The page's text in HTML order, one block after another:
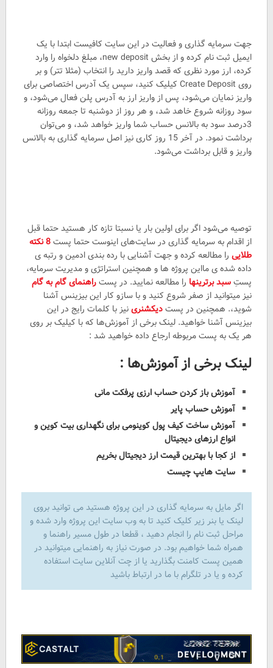
جهت سرمایه گذاری و فعالیت در این سایت کافیست ابتدا با یک
ایمیل ثبت نام کرده و از بخش new deposit، مبلغ دلخواه را وارد
کرده، ارز مورد نظری که قصد واریز دارید را انتخاب (مثلا تتر) و بر
روی Create Deposit کیلیک کنید، سپس یک آدرس اختصاصی برای
واریز نمایان می‌شود، پس از واریز ارز به آدرس پلن فعال می‌شود، و
سود روزانه شروع خاهد شد، و هر روز از دوشنبه تا جمعه روزانه
3درصد سود به بالانس حساب شما واریز خواهد شد، و می‌توان
برداشت نمود. در آخر 15 روز کاری نیز اصل سرمایه گذاری به بالانس
واریز و قابل برداشت می‌شود.
توصیه می‌شود اگر برای اولین بار یا نسبتا تازه کار هستید حتما قبل
از اقدام به سرمایه گذاری در سایت‌های اینوست حتما پست 8 نکته
طلاییرا مطالعه کرده و جهت آشنایی با رده بندی ادمین و رتبه ی
داده شده ی مااین پروژه ها و همچنین استراتژی و مدیریت سرمایه،
پستِسبد برترینها را مطالعه نمایید. در پستراهنمای گام به گام
نیز میتوانید از صفر شروع کنید و با سازو کار این بیزینس آشنا
شوید،. همچنین در پستدیکشنرینیز با کلمات رایج در این
بیزینس آشنا خواهید. لینک برخی از آموزش‌ها که با کیلیک بر روی
هر یک به پست مربوطه ارجاع داده خواهید شد :
لینک برخی از آموزش‌ها :
آموزش باز کردن حساب ارزی پرفکت مانی
آموزش حساب پایر
آموزش ساخت کیف پول کوینومی برای نگهداری بیت کوین و
انواع ارزهای دیجیتال
از کجا با بهترین قیمت ارز دیجیتال بخریم
سایت هایپ چیست
اگر مایل به سرمایه گذاری در این پروژه هستید می توانید بروی
لینک یا بنر زیر کلیک کنید تا به وب سایت این پروژه وارد شده و
مراحل ثبت نام را انجام دهید ، قطعا در طول مسیر راهنما و
همراه شما خواهیم بود. در صورت نیاز به راهنمایی میتوانید در
همین پست کامنت بگذارید یا از چت آنلاین سایت استفاده
کرده و یا در تلگرام با ما در ارتباط باشید